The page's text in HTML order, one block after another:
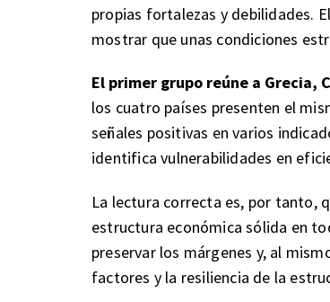
propias fortalezas y debilidades.
mostrar que unas condiciones
El primer grupo reúne a Grecia,
los cuatro países presenten el
señales positivas en varios
identifica vulnerabilidades en
La lectura correcta es, por tanto,
estructura económica sólida en
preservar los márgenes y, al
factores y la resiliencia de la